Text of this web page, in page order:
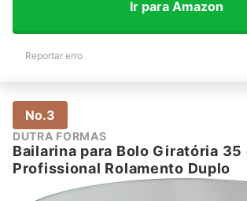
Ir para Amazon
Reportar erro
No.3
DUTRA FORMAS
Bailarina para Bolo Giratória 35
Profissional Rolamento Duplo